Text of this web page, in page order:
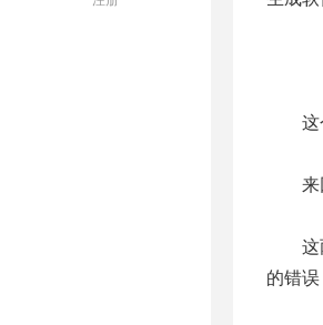
这个
来回
这两
的错误